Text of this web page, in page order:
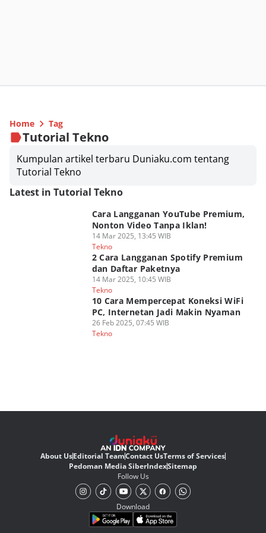
Home Tag
Tutorial Tekno
Kumpulan artikel terbaru Duniaku.com tentang
Tutorial Tekno
Latest in Tutorial Tekno
Cara Langganan YouTube Premium,
Nonton Video Tanpa Iklan!
14 Mar 2025, 13:45 WIB
Tekno
2 Cara Langganan Spotify Premium
dan Daftar Paketnya
14 Mar 2025, 10:45 WIB
Tekno
10 Cara Mempercepat Koneksi WiFi
PC, Internetan Jadi Makin Nyaman
26 Feb 2025, 07:45 WIB
Tekno
About UsEditorial TeamContact UsTerms of Services
Pedoman Media SiberIndexSitemap
Follow Us
Download